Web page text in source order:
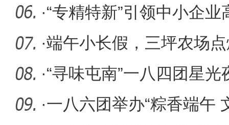
·“专精特新”引领中小企业
·端午小长假，三坪农场
·“寻味屯南”一八四团星
活动
·一八六团举办“粽香端午